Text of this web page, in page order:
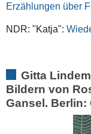
Erzählungen über
NDR: "Katja":
Gitta
Bildern von
Gansel. Berlin: